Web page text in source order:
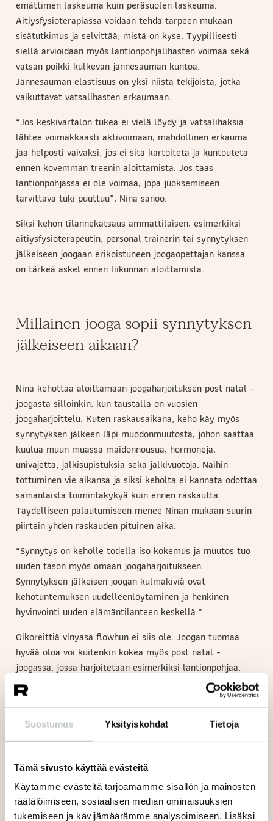
Suostumus Yksityiskohdat Tietoja
Tämä sivusto käyttää evästeitä
Käytämme evästeitä tarjoamamme sisällön ja mainosten
räätälöimiseen, sosiaalisen median ominaisuuksien
tukemiseen ja kävijämäärämme analysoimiseen. Lisäksi
emättimen laskeuma kuin peräsuolen laskeuma.
Äitiysfysioterapiassa voidaan tehdä tarpeen mukaan
sisätutkimus ja selvittää, mistä on kyse. Tyypillisesti
siellä arvioidaan myös lantionpohjalihasten voimaa sekä
vatsan poikki kulkevan jännesauman kuntoa.
Jännesauman elastisuus on yksi niistä tekijöistä, jotka
vaikuttavat vatsalihasten erkaumaan.
“Jos keskivartalon tukea ei vielä löydy ja vatsalihaksia
lähtee voimakkaasti aktivoimaan, mahdollinen erkauma
jää helposti vaivaksi, jos ei sitä kartoiteta ja kuntouteta
ennen kovemman treenin aloittamista. Jos taas
lantionpohjassa ei ole voimaa, jopa juoksemiseen
tarvittava tuki puuttuu”, Nina sanoo.
Siksi kehon tilannekatsaus ammattilaisen, esimerkiksi
äitiysfysioterapeutin, personal trainerin tai synnytyksen
jälkeiseen joogaan erikoistuneen joogaopettajan kanssa
on tärkeä askel ennen liikunnan aloittamista.
Millainen jooga sopii synnytyksen
jälkeiseen aikaan?
Nina kehottaa aloittamaan joogaharjoituksen post natal -
joogasta silloinkin, kun taustalla on vuosien
joogaharjoittelu. Kuten raskausaikana, keho käy myös
synnytyksen jälkeen läpi muodonmuutosta, johon saattaa
kuulua muun muassa maidonnousua, hormoneja,
univajetta, jälkisupistuksia sekä jälkivuotoja. Näihin
tottuminen vie aikansa ja siksi keholta ei kannata odottaa
samanlaista toimintakykyä kuin ennen raskautta.
Täydelliseen palautumiseen menee Ninan mukaan suurin
piirtein yhden raskauden pituinen aika.
“Synnytys on keholle todella iso kokemus ja muutos tuo
uuden tason myös omaan joogaharjoitukseen.
Synnytyksen jälkeisen joogan kulmakiviä ovat
kehotuntemuksen uudelleenlöytäminen ja henkinen
hyvinvointi uuden elämäntilanteen keskellä.”
Oikoreittiä vinyasa flowhun ei siis ole. Joogan tuomaa
hyvää oloa voi kuitenkin kokea myös post natal -
joogassa, jossa harjoitetaan esimerkiksi lantionpohjaa,
työstetään vatsalihasten erkaumaa ja kasvatetaan
alavartalon lihasvoimaa. “Monelle vastikään
synnyttäneelle on myös arvokasta saada olla
vertaistensa keskuudessa. He käyvät läpi samoja
kokemuksia ja ymmärtävät, jos joogatunnille haluaa tulla
Post natal -joogasta saa myös vinkkejä ja ohjeita
synnytyksen jälkeiseen joogaharjoitteluun, joita voi sen
jälkeen hyödyntää myös muilla joogatunneilla. Jos post